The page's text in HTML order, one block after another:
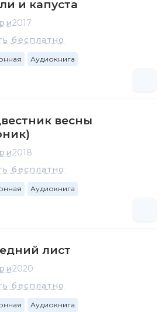
и капуста
2017
бесплатно
Аудиокнига
весны
2018
бесплатно
Аудиокнига
лист
2020
бесплатно
Аудиокнига